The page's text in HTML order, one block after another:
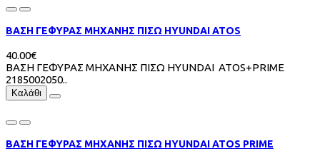
ΒΑΣΗ ΓΕΦΥΡΑΣ ΜΗΧΑΝΗΣ ΠΙΣΩ HYUNDAI ATOS
40.00€
ΒΑΣΗ ΓΕΦΥΡΑΣ ΜΗΧΑΝΗΣ ΠΙΣΩ HYUNDAI ATOS+PRIME
2185002050..
Καλάθι
ΒΑΣΗ ΓΕΦΥΡΑΣ ΜΗΧΑΝΗΣ ΠΙΣΩ HYUNDAI ATOS PRIME